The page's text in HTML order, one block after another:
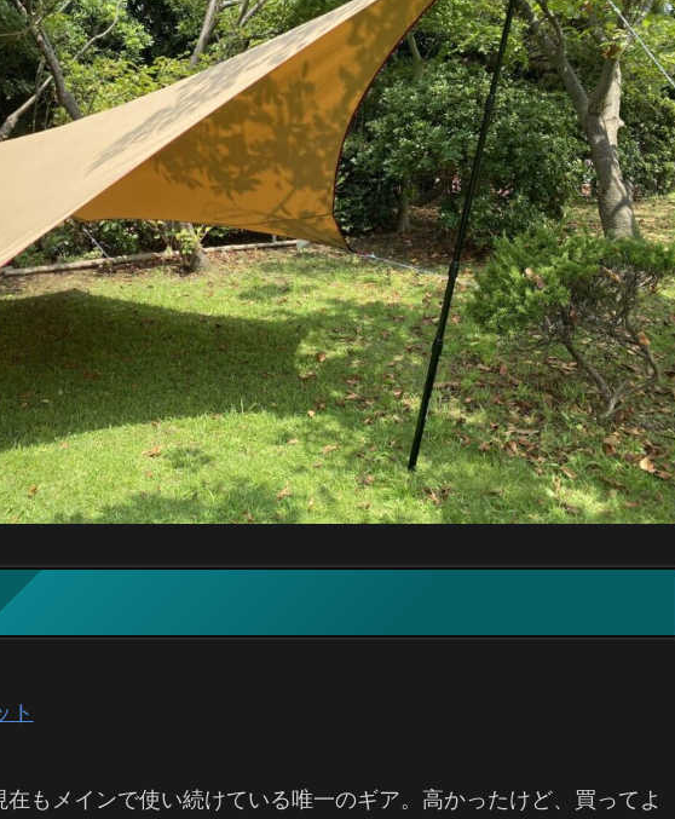
ト
もメインで使い続けている唯一のギア。高かったけど、買ってよ